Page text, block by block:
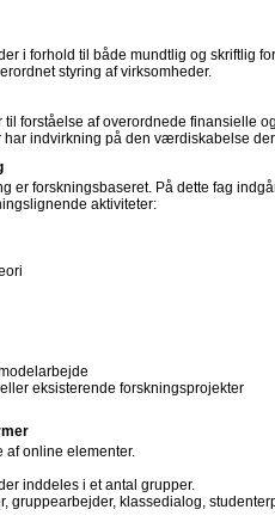
i forhold til både mundtlig og skriftlig
styring af virksomheder.
forståelse af overordnede finansielle
indvirkning på den værdiskabelse
er forskningsbaseret. På dette fag
aktiviteter:
eksisterende forskningsprojekter
af online elementer.
inddeles i et antal grupper.
gruppearbejder, klassedialog,